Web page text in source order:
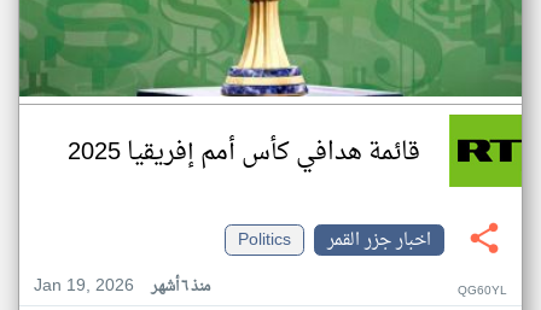
قائمة هدافي كأس أمم إفريقيا 2025
اخبار جزر القمر
Politics
Jan 19, 2026
منذ ٦ أشهر QG60YL